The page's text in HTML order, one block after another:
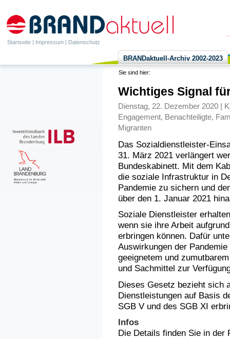
Startseite | Impressum | Datenschutz
BRANDaktuell-Archiv 2002-2023
Sie sind hier:
Wichtiges Signal
Dienstag, 22. Dezember 2020 |
Engagement, Benachteiligte,
Migranten
Das Sozialdienstleister-
31. März 2021 verlängert
Bundeskabinett. Mit dem
die soziale Infrastruktur in
Pandemie zu sichern und
über den 1. Januar 2021
Soziale Dienstleister
wenn sie ihre Arbeit
erbringen können. Dafür
Auswirkungen der
geeignetem und
und Sachmittel zur
Dieses Gesetz bezieht sich
Dienstleistungen auf Basis
SGB V und des SGB XI
Infos
Die Details finden Sie in